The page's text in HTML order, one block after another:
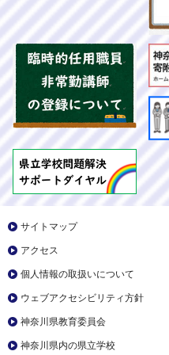
サイトマップ
アクセス
個人情報の取扱いについて
ウェブアクセシビリティ方針
神奈川県教育委員会
神奈川県内の県立学校